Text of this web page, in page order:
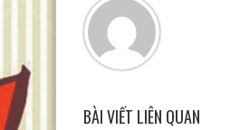
BÀI VIẾT LIÊN QUAN